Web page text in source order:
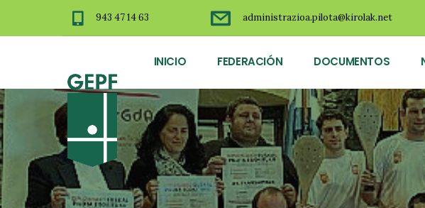
943 47 14 63 administrazioa.pilota@kirolak.net
INICIO FEDERACIÓN DOCUMENTOS